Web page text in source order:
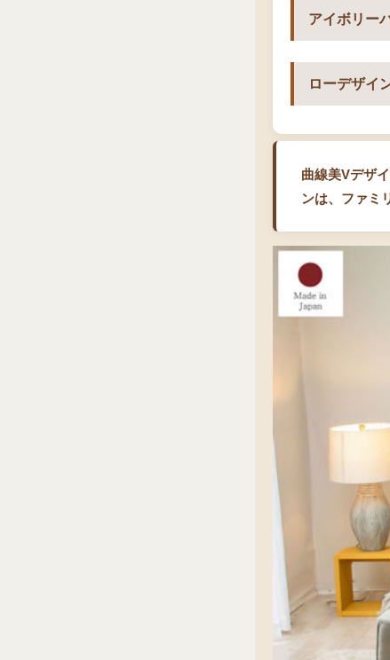
アイボリー
ローデザイ
曲線美Vデザ
ンは、ファミ